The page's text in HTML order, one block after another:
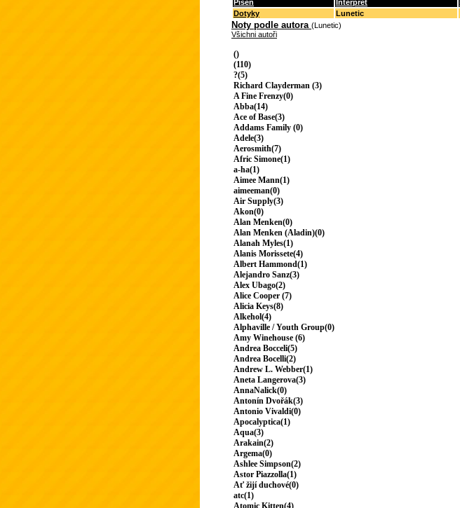
Píseň Interpret
Dotyky
Lunetic
Noty podle autora (Lunetic)
Všichni autoři
()
(110)
?(5)
Richard Clayderman (3)
A Fine Frenzy(0)
Abba(14)
Ace of Base(3)
Addams Family (0)
Adele(3)
Aerosmith(7)
Afric Simone(1)
a-ha(1)
Aimee Mann(1)
aimeeman(0)
Air Supply(3)
Akon(0)
Alan Menken(0)
Alan Menken (Aladin)(0)
Alanah Myles(1)
Alanis Morissete(4)
Albert Hammond(1)
Alejandro Sanz(3)
Alex Ubago(2)
Alice Cooper (7)
Alicia Keys(8)
Alkehol(4)
Alphaville / Youth Group(0)
Amy Winehouse (6)
Andrea Bocceli(5)
Andrea Bocelli(2)
Andrew L. Webber(1)
Aneta Langerova(3)
AnnaNalick(0)
Antonín Dvořák(3)
Antonio Vivaldi(0)
Apocalyptica(1)
Aqua(3)
Arakain(2)
Argema(0)
Ashlee Simpson(2)
Astor Piazzolla(1)
Ať žijí duchové(0)
atc(1)
Atomic Kitten(4)